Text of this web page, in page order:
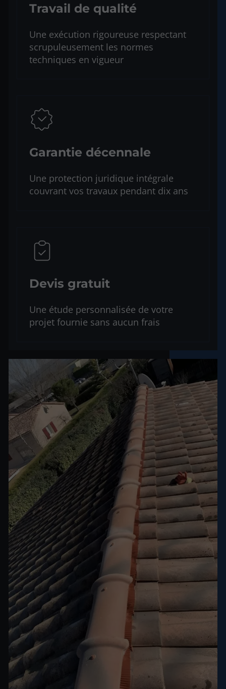
Travail de qualité
Une exécution rigoureuse respectant
scrupuleusement les normes
techniques en vigueur
Garantie décennale
Une protection juridique intégrale
couvrant vos travaux pendant dix ans
Devis gratuit
Une étude personnalisée de votre
projet fournie sans aucun frais